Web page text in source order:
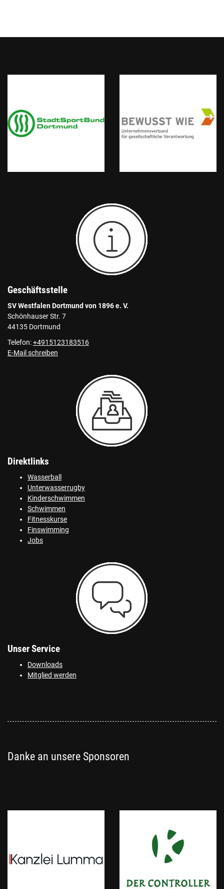
Geschäftsstelle
SV Westfalen Dortmund von 1896 e. V.
Schönhauser Str. 7
44135 Dortmund
Telefon:+4915123183516
E-Mail schreiben
Direktlinks
Wasserball
Unterwasserrugby
Kinderschwimmen
Schwimmen
Fitnesskurse
Finswimming
Jobs
Unser Service
Downloads
Mitglied werden
Danke an unsere Sponsoren